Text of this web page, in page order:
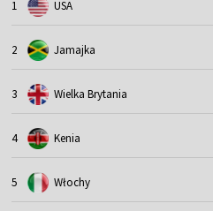
1 USA
2 Jamajka
3 Wielka Brytania
4 Kenia
5 Włochy